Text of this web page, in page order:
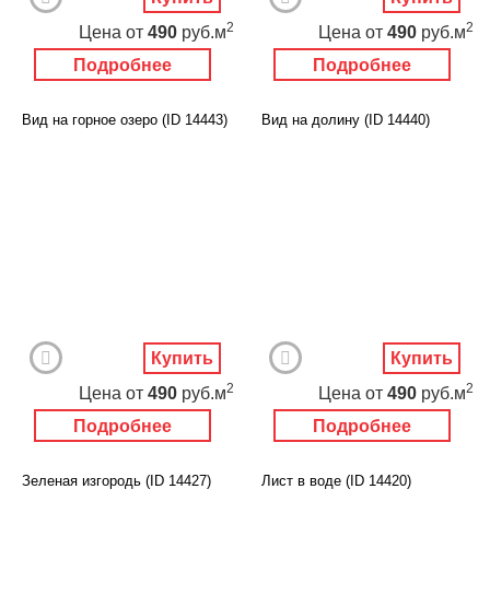
Подробнее
Цена от 490 руб.м2
Подробнее
Цена от 490 руб.м2
Вид на горное озеро (ID 14443)
Подробнее
Цена от 490 руб.м2
Купить
Вид на долину (ID 14440)
Подробнее
Цена от 490 руб.м2
Купить
Зеленая изгородь (ID 14427) Лист в воде (ID 14420)